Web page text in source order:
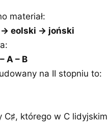
materiał:
eolski → joński
A – B
na II stopniu to:
C♯, którego w C